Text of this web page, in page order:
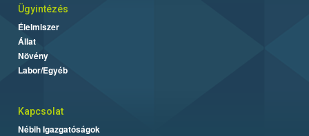
Ügyintézés
Élelmiszer
Állat
Növény
Labor/Egyéb
Kapcsolat
Nébih Igazgatóságok